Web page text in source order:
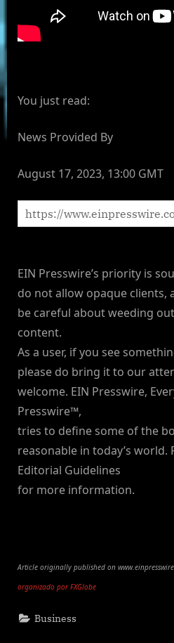
You just read:
News Provided By
August 17, 2023, 13:00 GMT
EIN Presswire’s priority is
do not allow opaque clients,
be careful about weeding
content.
As a user, if you see
please do bring it to our
welcome. EIN Presswire,
Presswire™,
tries to define some of the
reasonable in today’s world.
Editorial Guidelines
for more information.
Article originally published on
organizado por FXGlobe
Business